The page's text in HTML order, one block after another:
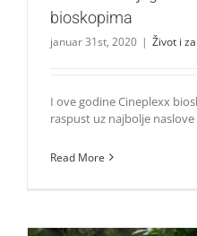
bioskopima
januar 31st, 2020 | Život i
I ove godine Cineplexx
raspust uz najbolje
Read More